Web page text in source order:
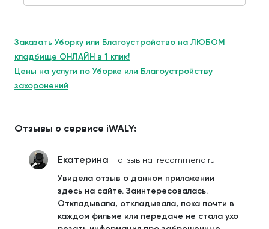
Заказать Уборку или Благоустройство на ЛЮБОМ
кладбище ОНЛАЙН в 1 клик!
Цены на услуги по Уборке или Благоустройству
захоронений
Отзывы о сервисе iWALY:
Екатерина - отзыв на irecommend.ru
Увидела отзыв о данном приложении
здесь на сайте. Заинтересовалась.
Откладывала, откладывала, пока почти в
каждом фильме или передаче не стала ухо